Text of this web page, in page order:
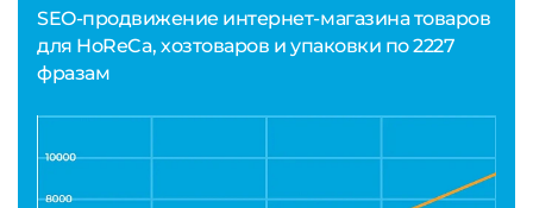
SEO-продвижение интернет-магазина товаров
для HoReCa, хозтоваров и упаковки по 2227
фразам